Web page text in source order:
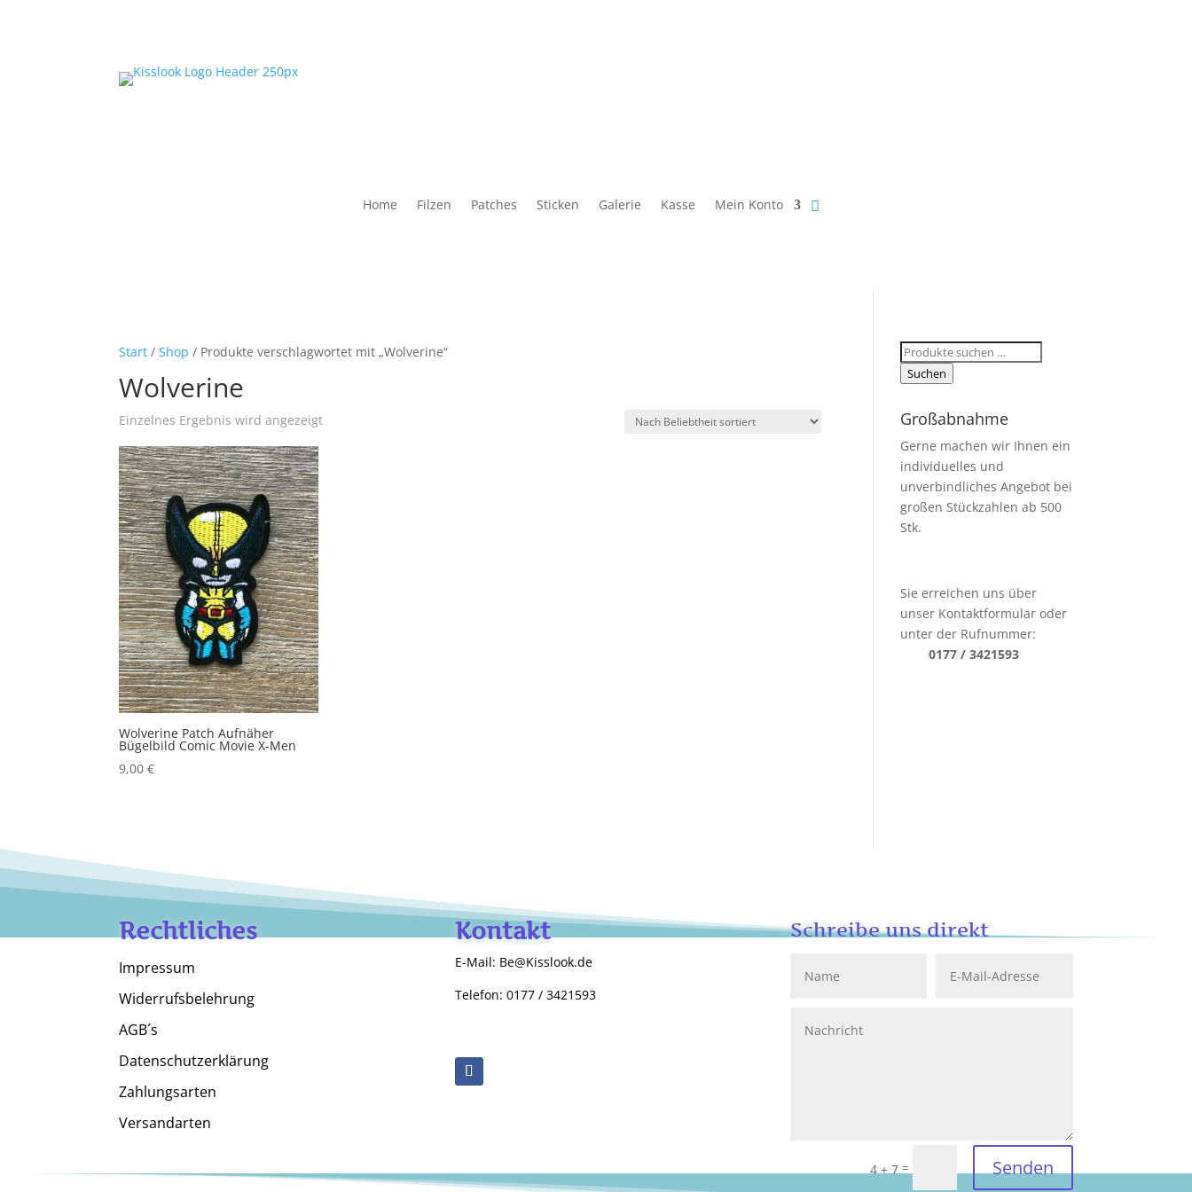
Home Filzen Patches Sticken Galerie Kasse Mein Konto
Start /Shop / Produkte verschlagwortet mit „Wolverine“
Wolverine
Einzelnes Ergebnis wird angezeigt
Wolverine Patch Aufnäher
Bügelbild Comic Movie X-Men
9,00€
Suchen
nach:
Suchen
Großabnahme
Gerne machen wir Ihnen ein
individuelles und
unverbindliches Angebot bei
großen Stückzahlen ab 500
Stk.
Sie erreichen uns über
unser Kontaktformular oder
unter der Rufnummer:
0177 / 3421593
Rechtliches
Impressum
Widerrufsbelehrung
AGB´s
Datenschutzerklärung
Zahlungsarten
Versandarten
Kontakt
E-Mail: Be@Kisslook.de
Telefon: 0177 / 3421593
Schreibe uns direkt
4 + 7= Senden